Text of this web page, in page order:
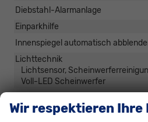
Diebstahl-Alarmanlage
Einparkhilfe
Innenspiegel automatisch
Lichttechnik
Lichtsensor,
Voll-LED Scheinwerfer
Wir respektieren